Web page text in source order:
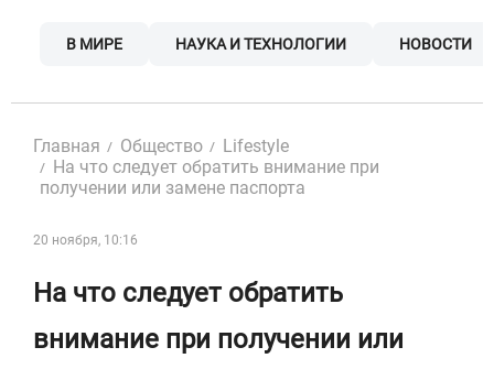
В МИРЕ НАУКА И ТЕХНОЛОГИИ НОВОСТИ
Главная Общество
Lifestyle
На что следует обратить внимание при
получении или замене паспорта
20 ноября, 10:16
На что следует обратить
внимание при получении или